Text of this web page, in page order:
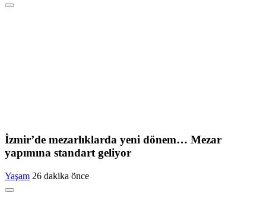
İzmir’de mezarlıklarda yeni dönem… Mezar
yapımına standart geliyor
Yaşam 26 dakika önce